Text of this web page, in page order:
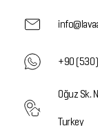
+90
Oğuz Sk.
Turkey